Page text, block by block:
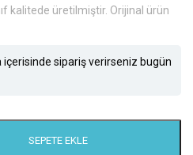
kalitede üretilmiştir. Orijinal ürün
içerisinde sipariş verirseniz bugün
SEPETE EKLE